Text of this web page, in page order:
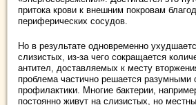
притока крови к внешним покровам
периферических сосудов.
Но в результате одновременно
слизистых, из-за чего сокращается
антител, доставляемых к месту
проблема частично решается разумными
профилактики. Многие бактерии,
постоянно живут на слизистых, но